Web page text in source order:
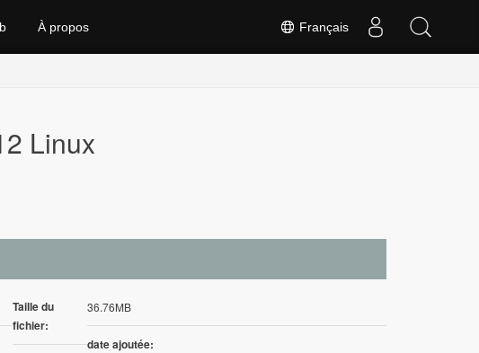
Français
À propos
Linux
Taille du
fichier:
36.76MB
date ajoutée: